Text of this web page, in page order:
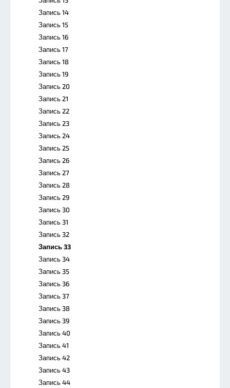
Запись 14
Запись 15
Запись 16
Запись 17
Запись 18
Запись 19
Запись 20
Запись 21
Запись 22
Запись 23
Запись 24
Запись 25
Запись 26
Запись 27
Запись 28
Запись 29
Запись 30
Запись 31
Запись 32
Запись 33
Запись 34
Запись 35
Запись 36
Запись 37
Запись 38
Запись 39
Запись 40
Запись 41
Запись 42
Запись 43
Запись 44